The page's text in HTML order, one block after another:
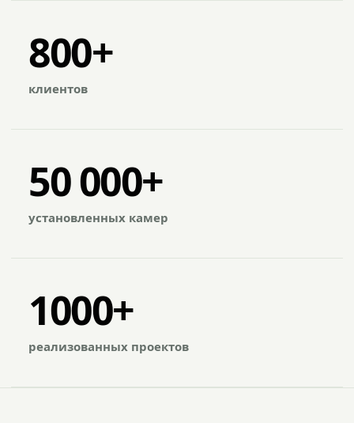
800+
клиентов
50 000+
установленных камер
1000+
реализованных проектов